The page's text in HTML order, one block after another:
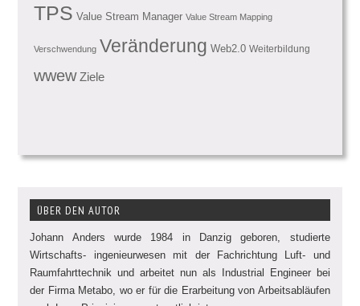
TPS Value Stream Manager Value Stream Mapping
Verschwendung Veränderung Web2.0 Weiterbildung
wwew Ziele
ÜBER DEN AUTOR
Johann Anders wurde 1984 in Danzig geboren, studierte
Wirtschafts- ingenieurwesen mit der Fachrichtung Luft- und
Raumfahrttechnik und arbeitet nun als Industrial Engineer bei
der Firma Metabo, wo er für die Erarbeitung von Arbeitsabläufen